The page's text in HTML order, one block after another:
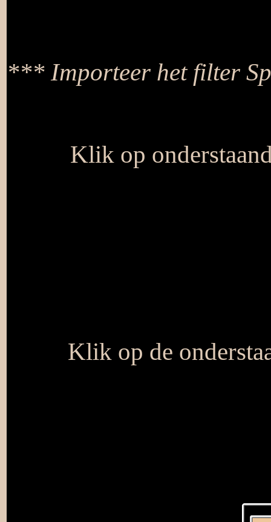
*** Importeer het filter
Klik op
Klik op de